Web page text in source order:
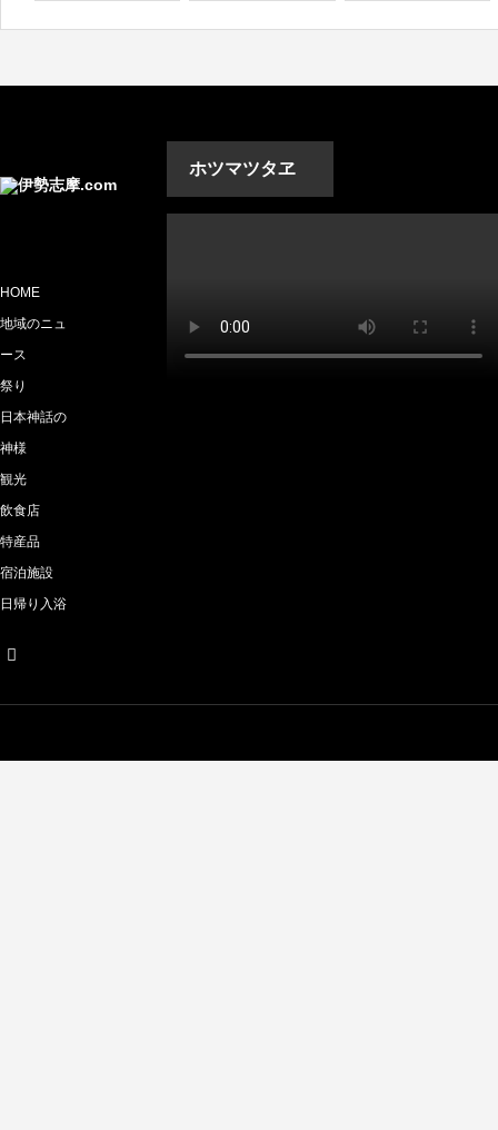
ホツマツタヱ
HOME
地域のニュ
ース
祭り
日本神話の
神様
観光
飲食店
特産品
宿泊施設
日帰り入浴